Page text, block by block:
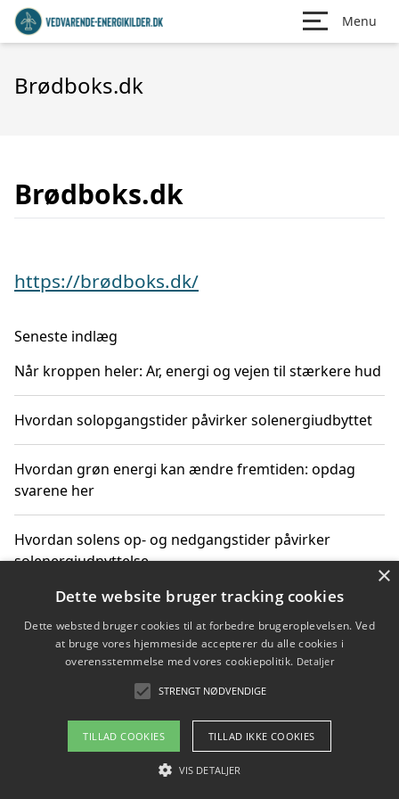
Menu
Brødboks.dk
Brødboks.dk
https://brødboks.dk/
Seneste indlæg
Når kroppen heler: Ar, energi og vejen til stærkere hud
Hvordan solopgangstider påvirker solenergiudbyttet
Hvordan grøn energi kan ændre fremtiden: opdag
svarene her
Hvordan solens op- og nedgangstider påvirker
solenergiudnyttelse
Hvordan du får svar på energispørgsmål om
vedvarende energikilder
Om / kontakt
Blog Betingelser
×
Dette website bruger tracking cookies
Dette websted bruger cookies til at forbedre brugeroplevelsen. Ved
at bruge vores hjemmeside accepterer du alle cookies i
overensstemmelse med vores cookiepolitik. Detaljer
STRENGT NØDVENDIGE
TILLAD COOKIES TILLAD IKKE COOKIES
VIS DETALJER